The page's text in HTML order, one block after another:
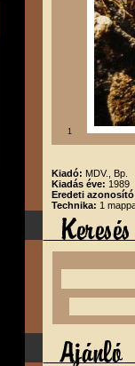
1
Kiadó: MDV., Bp.
Kiadás éve: 1989
Eredeti
Technika: 1